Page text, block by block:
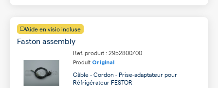
Aide en visio incluse
Faston assembly
Ref. produit : 2952800700
Produit Original
Câble - Cordon - Prise-adaptateur pour
Réfrigérateur FESTOR